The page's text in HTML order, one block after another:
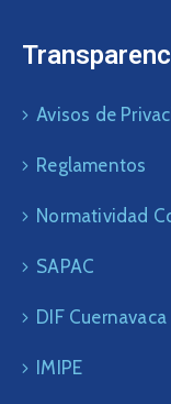
Avisos de
Reglamentos
Normatividad
SAPAC
DIF Cuernavaca
IMIPE